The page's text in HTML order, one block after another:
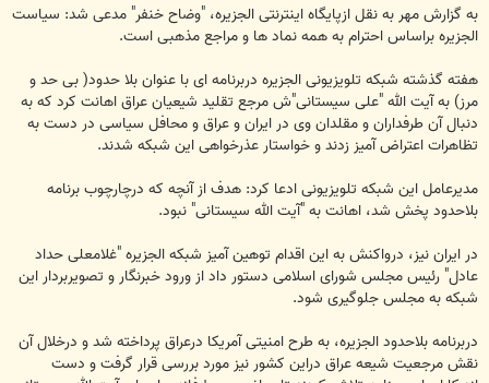
به گزارش مهر به نقل ازپایگاه اینترنتی الجزیره، "وضاح خنفر" مدعی شد: سیاست
الجزیره براساس احترام به همه نماد ها و مراجع مذهبی است.
هفته گذشته شبکه تلویزیونی الجزیره دربرنامه ای با عنوان بلا حدود( بی حد و
مرز) به آیت الله "علی سیستانی"ش مرجع تقلید شیعیان عراق اهانت کرد که به
دنبال آن طرفداران و مقلدان وی در ایران و عراق و محافل سیاسی در دست به
تظاهرات اعتراض آمیز زدند و خواستار عذرخواهی این شبکه شدند.
مدیرعامل این شبکه تلویزیونی ادعا کرد: هدف از آنچه که درچارچوب برنامه
بلاحدود پخش شد، اهانت به "آیت الله سیستانی" نبود.
در ایران نیز، درواکنش به این اقدام توهین آمیز شبکه الجزیره "غلامعلی حداد
عادل" رئیس مجلس شورای اسلامی دستور داد از ورود خبرنگار و تصویربردار این
شبکه به مجلس جلوگیری شود.
دربرنامه بلاحدود الجزیره، به طرح امنیتی آمریکا درعراق پرداخته شد و درخلال آن
نقش مرجعیت شیعه عراق دراین کشور نیز مورد بررسی قرار گرفت و دست